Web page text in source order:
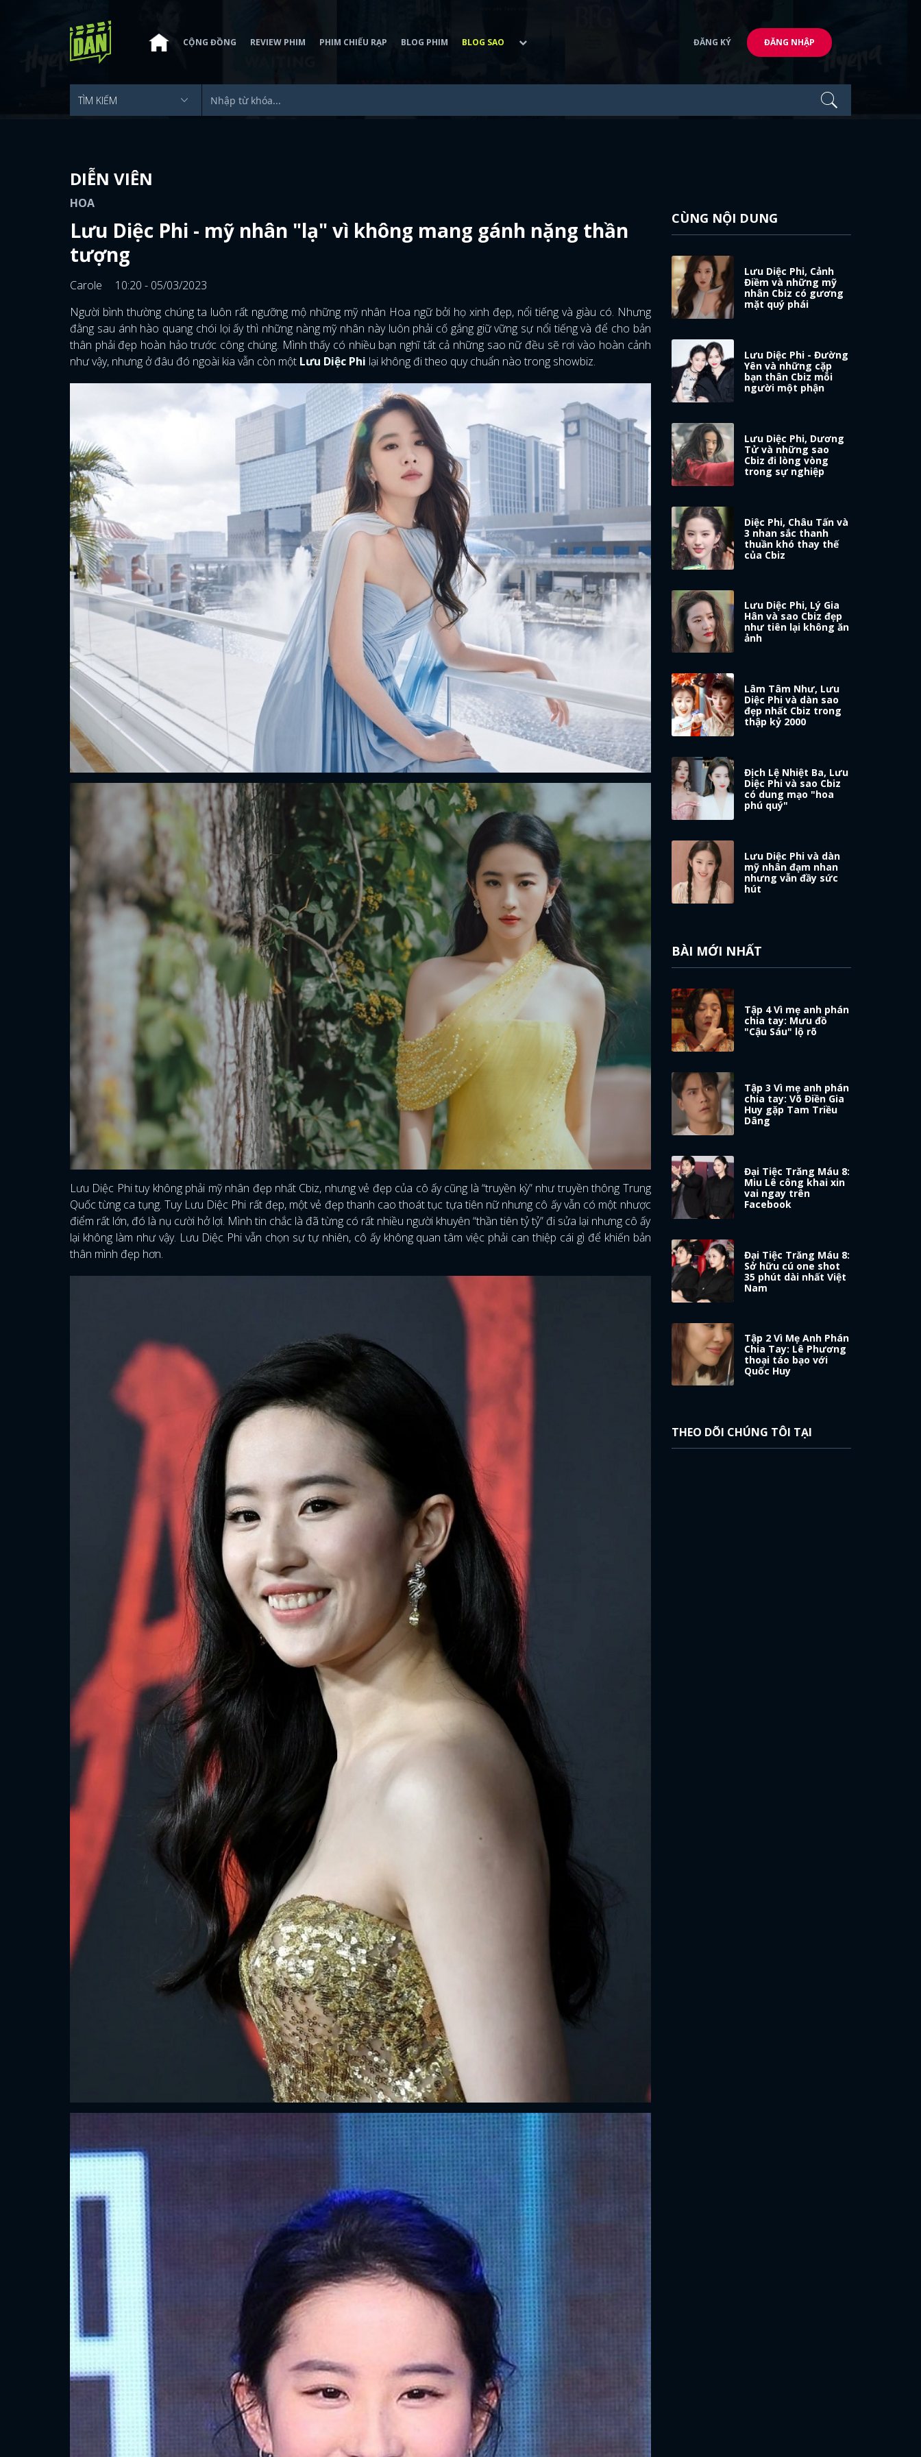
ĐĂNG NHẬP
FACEBOOK GOOGLE
CỘNG ĐỒNG REVIEW PHIM PHIM CHIẾU RẠP BLOG PHIM BLOG SAO ĐĂNG KÝ ĐĂNG NHẬP
DIỄN VIÊN
HOA
Lưu Diệc Phi - mỹ nhân "lạ" vì không mang gánh nặng thần
tượng
Carole
10:20 - 05/03/2023
Người bình thường chúng ta luôn rất ngưỡng mộ những mỹ nhân Hoa ngữ bởi họ xinh đẹp, nổi tiếng và giàu có. Nhưng
đằng sau ánh hào quang chói lọi ấy thì những nàng mỹ nhân này luôn phải cố gắng giữ vững sự nổi tiếng và để cho bản
thân phải đẹp hoàn hảo trước công chúng. Mình thấy có nhiều bạn nghĩ tất cả những sao nữ đều sẽ rơi vào hoàn cảnh
như vậy, nhưng ở đâu đó ngoài kia vẫn còn một Lưu Diệc Phi lại không đi theo quy chuẩn nào trong showbiz.
Lưu Diệc Phi tuy không phải mỹ nhân đẹp nhất Cbiz, nhưng vẻ đẹp của cô ấy cũng là “truyền kỳ” như truyền thông Trung
Quốc từng ca tụng. Tuy Lưu Diệc Phi rất đẹp, một vẻ đẹp thanh cao thoát tục tựa tiên nữ nhưng cô ấy vẫn có một nhược
điểm rất lớn, đó là nụ cười hở lợi. Mình tin chắc là đã từng có rất nhiều người khuyên “thần tiên tỷ tỷ” đi sửa lại nhưng cô ấy
lại không làm như vậy. Lưu Diệc Phi vẫn chọn sự tự nhiên, cô ấy không quan tâm việc phải can thiệp cái gì để khiến bản
thân mình đẹp hơn.
CÙNG NỘI DUNG
Lưu Diệc Phi, Cảnh
Điềm và những mỹ
nhân Cbiz có gương
mặt quý phái
Lưu Diệc Phi - Đường
Yên và những cặp
bạn thân Cbiz mỗi
người một phận
Lưu Diệc Phi, Dương
Tử và những sao
Cbiz đi lòng vòng
trong sự nghiệp
Diệc Phi, Châu Tấn và
3 nhan sắc thanh
thuần khó thay thế
của Cbiz
Lưu Diệc Phi, Lý Gia
Hân và sao Cbiz đẹp
như tiên lại không ăn
ảnh
Lâm Tâm Như, Lưu
Diệc Phi và dàn sao
đẹp nhất Cbiz trong
thập kỷ 2000
Địch Lệ Nhiệt Ba, Lưu
Diệc Phi và sao Cbiz
có dung mạo "hoa
phú quý"
Lưu Diệc Phi và dàn
mỹ nhân đạm nhan
nhưng vẫn đầy sức
hút
BÀI MỚI NHẤT
Tập 4 Vì mẹ anh phán
chia tay: Mưu đồ
"Cậu Sáu" lộ rõ
Tập 3 Vì mẹ anh phán
chia tay: Võ Điền Gia
Huy gặp Tam Triều
Dâng
Đại Tiệc Trăng Máu 8:
Miu Lê công khai xin
vai ngay trên
Facebook
Đại Tiệc Trăng Máu 8:
Sở hữu cú one shot
35 phút dài nhất Việt
Nam
Tập 2 Vì Mẹ Anh Phán
Chia Tay: Lê Phương
thoại táo bạo với
Quốc Huy
THEO DÕI CHÚNG TÔI TẠI